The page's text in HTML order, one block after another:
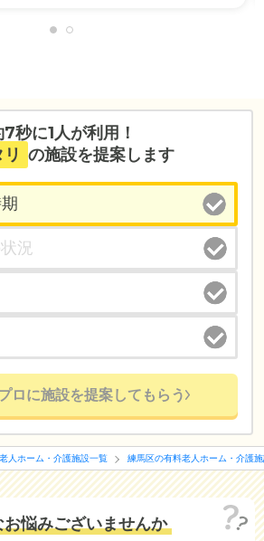
7秒に1人が利用！
の施設を提案します
ロに施設を提案してもらう
人ホーム・介護施設一覧 練馬区の有料老人ホーム・介護
お悩みございませんか